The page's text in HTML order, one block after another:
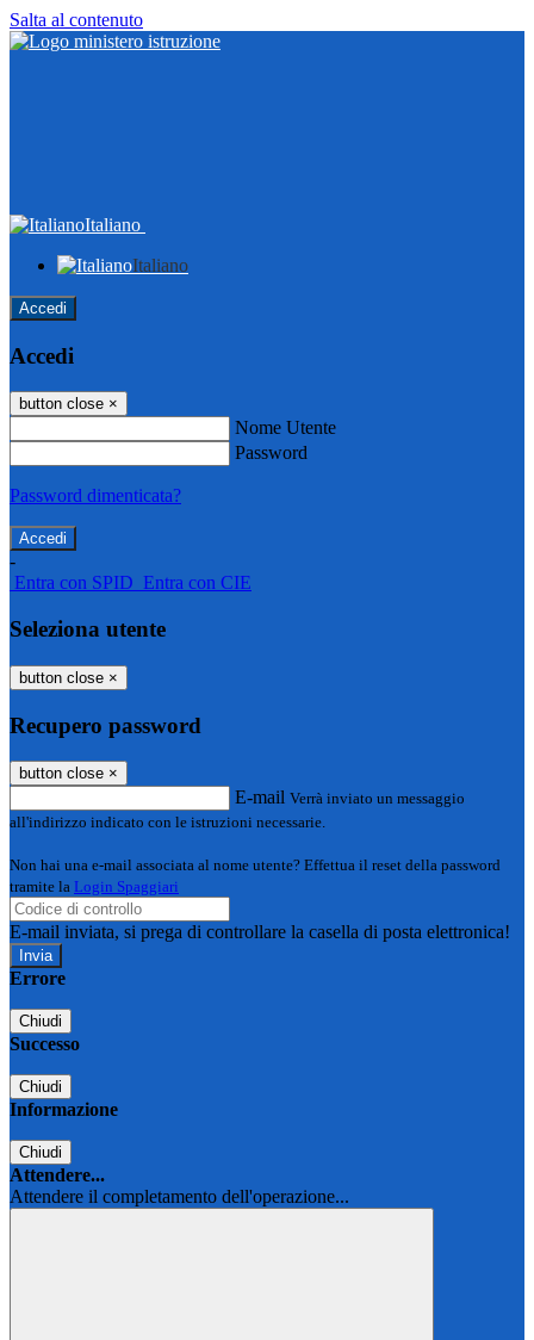
Salta al contenuto
Italiano
Italiano
Accedi
Accedi
button close ×
Nome Utente
Password
Password dimenticata?
-
Entra con SPID Entra con CIE
Seleziona utente
button close ×
Recupero password
button close ×
E-mail Verrà inviato un messaggio
all'indirizzo indicato con le istruzioni necessarie.
Non hai una e-mail associata al nome utente? Effettua il reset della password
tramite la Login Spaggiari
E-mail inviata, si prega di controllare la casella di posta elettronica!
Errore
Chiudi
Successo
Chiudi
Informazione
Chiudi
Attendere...
Attendere il completamento dell'operazione...